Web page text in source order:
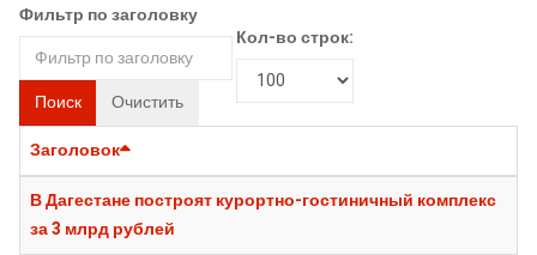
Фильтр по заголовку
Поиск Очистить
Кол-во строк:
Заголовок
В Дагестане построят курортно-гостиничный комплекс
за 3 млрд рублей